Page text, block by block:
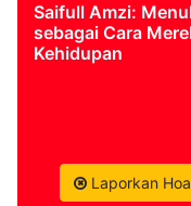
Saifull Amzi:
sebagai Cara
Kehidupan
Laporkan